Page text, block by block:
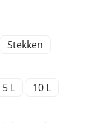
Stekken
5 L 10 L